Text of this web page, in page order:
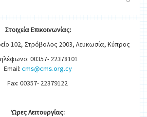
ΣτοιχείαΕπικοινωνίας:
102, Στρόβολος 2003, Λευκωσία, Κύπρος
00357- 22378101
Email: cms@cms.org.cy
Fax: 00357- 22379122
ΏρεςΛειτουργίας: